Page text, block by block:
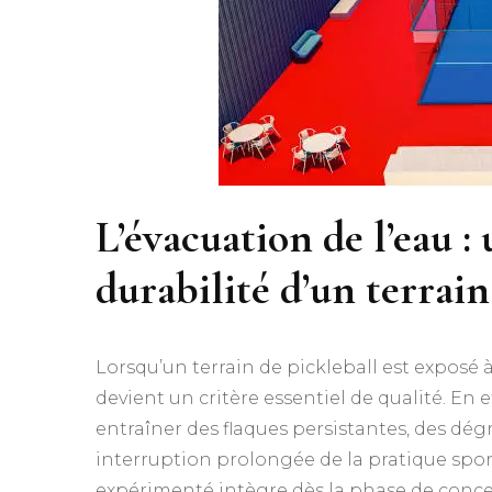
L’évacuation de
durabilité d’un terrain
Lorsqu’un terrain de pickleball est exposé
devient un critère essentiel de qualité. En
entraîner des flaques persistantes, des
interruption prolongée de la pratique